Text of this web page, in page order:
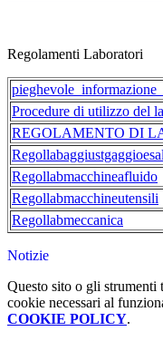
Regolamenti Laboratori
Procedure di utilizzo del
REGOLAMENTO DI
Regollabmacchineafluido
Regollabmacchineutensili
Regollabmeccanica
Notizie
Questo sito o gli strumenti
cookie necessari al
COOKIE POLICY.